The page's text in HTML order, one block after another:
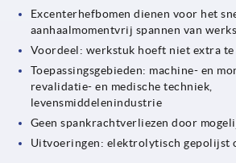
Excenterhefbomen dienen voor het
aanhaalmomentvrij spannen van
Voordeel: werkstuk hoeft niet extra
Toepassingsgebieden: machine- en
revalidatie- en medische techniek,
levensmiddelenindustrie
Geen spankrachtverliezen door
Uitvoeringen: elektrolytisch gepolijst